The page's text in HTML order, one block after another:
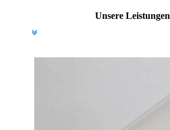
Unsere Leistungen